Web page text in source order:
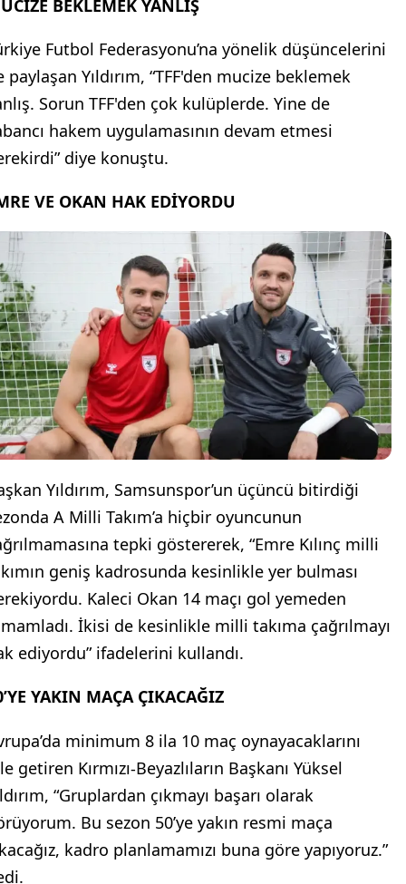
BEKLEMEK YANLIŞ
Futbol Federasyonu’na yönelik düşüncelerini
paylaşan Yıldırım, “TFF'den mucize beklemek
Sorun TFF'den çok kulüplerde. Yine de
hakem uygulamasının devam etmesi
diye konuştu.
VE OKAN HAK EDİYORDU
Yıldırım, Samsunspor’un üçüncü bitirdiği
A Milli Takım’a hiçbir oyuncunun
tepki göstererek, “Emre Kılınç milli
geniş kadrosunda kesinlikle yer bulması
Kaleci Okan 14 maçı gol yemeden
İkisi de kesinlikle milli takıma çağrılmayı
ediyordu” ifadelerini kullandı.
YAKIN MAÇA ÇIKACAĞIZ
minimum 8 ila 10 maç oynayacaklarını
getiren Kırmızı-Beyazlıların Başkanı Yüksel
“Gruplardan çıkmayı başarı olarak
Bu sezon 50’ye yakın resmi maça
kadro planlamamızı buna göre yapıyoruz.”